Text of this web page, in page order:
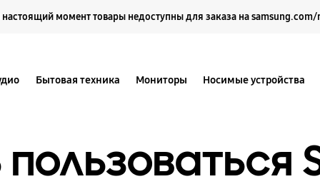
настоящий момент товары недоступны для заказа на samsung.com/
Бытовая техника Мониторы Носимые устройства